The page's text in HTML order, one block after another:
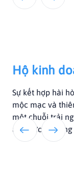
Hộ kinh
Sự kết hợp hài
mộc mạc và
một chuỗi trải
ẩm thực vô
HOA SEN
CHAY